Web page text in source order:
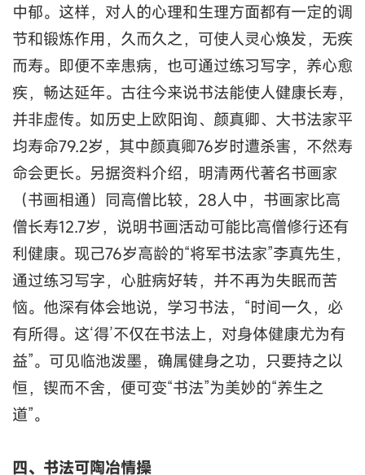
中郁。这样，对人的心理和生理方面都有一定的调
节和锻炼作用，久而久之，可使人灵心焕发，无疾
而寿。即便不幸患病，也可通过练习写字，养心愈
疾，畅达延年。古往今来说书法能使人健康长寿，
并非虚传。如历史上欧阳询、颜真卿、大书法家平
均寿命79.2岁，其中颜真卿76岁时遭杀害，不然寿
命会更长。另据资料介绍，明清两代著名书画家
（书画相通）同高僧比较，28人中，书画家比高
僧长寿12.7岁，说明书画活动可能比高僧修行还有
利健康。现己76岁高龄的“将军书法家”李真先生，
通过练习写字，心脏病好转，并不再为失眠而苦
恼。他深有体会地说，学习书法，“时间一久，必
有所得。这‘得’不仅在书法上，对身体健康尤为有
益”。可见临池泼墨，确属健身之功，只要持之以
恒，锲而不舍，便可变“书法”为美妙的“养生之
道”。
四、书法可陶冶情操